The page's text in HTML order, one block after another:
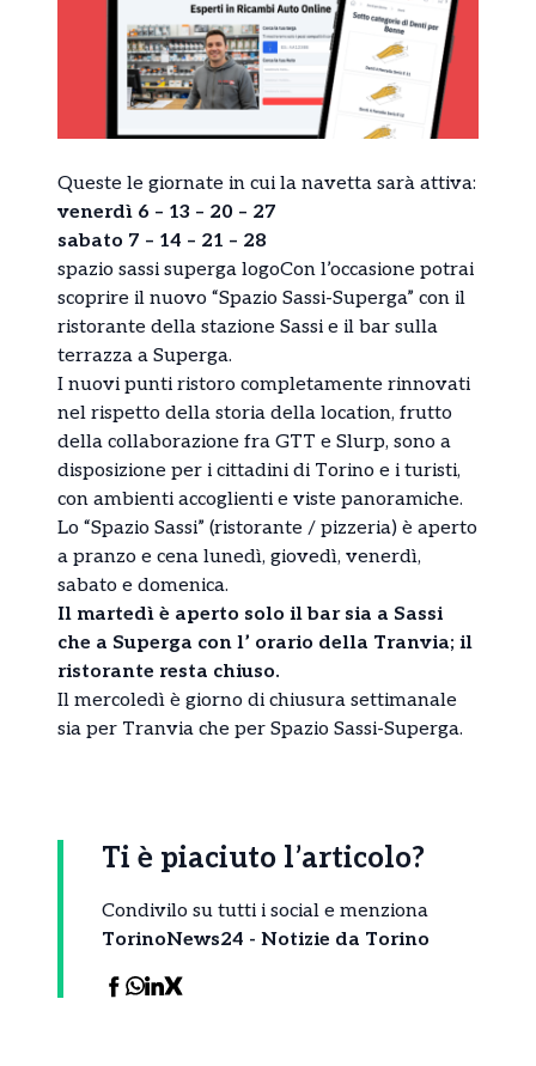
Queste le giornate in cui la navetta sarà attiva:
venerdì 6 – 13 – 20 – 27
sabato 7 – 14 – 21 – 28
spazio sassi superga logoCon l’occasione potrai
scoprire il nuovo “Spazio Sassi-Superga” con il
ristorante della stazione Sassi e il bar sulla
terrazza a Superga.
I nuovi punti ristoro completamente rinnovati
nel rispetto della storia della location, frutto
della collaborazione fra GTT e Slurp, sono a
disposizione per i cittadini di Torino e i turisti,
con ambienti accoglienti e viste panoramiche.
Lo “Spazio Sassi” (ristorante / pizzeria) è aperto
a pranzo e cena lunedì, giovedì, venerdì,
sabato e domenica.
Il martedì è aperto solo il bar sia a Sassi
che a Superga con l’ orario della Tranvia; il
ristorante resta chiuso.
Il mercoledì è giorno di chiusura settimanale
sia per Tranvia che per Spazio Sassi-Superga.
Ti è piaciuto l’articolo?
Condivilo su tutti i social e menziona
TorinoNews24 - Notizie da Torino